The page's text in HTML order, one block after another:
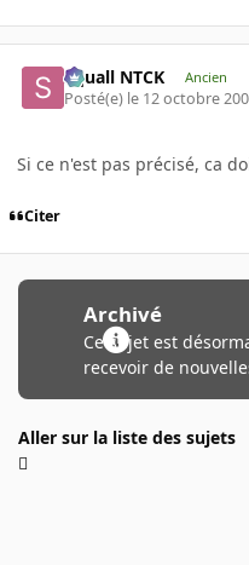
Squall NTCK Ancien
Posté(e) le 12 octobre
Si ce n'est pas précisé, ca
Citer
Archivé
Ce sujet est
recevoir de
Aller sur la liste des sujets